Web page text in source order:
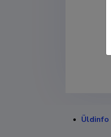
Üldinfo